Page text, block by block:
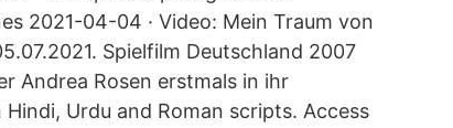
2021-04-04 · Video: Mein Traum von
Spielfilm Deutschland 2007
Andrea Rosen erstmals in ihr
Urdu and Roman scripts. Access